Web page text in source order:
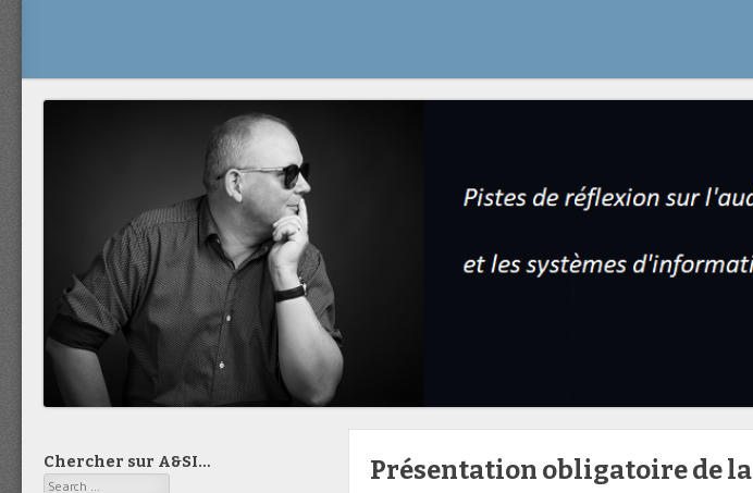
Présentation obligatoire de
Chercher sur A&SI…
Search